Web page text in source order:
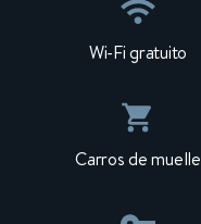
Wi-Fi gratuito
Carros de muelle